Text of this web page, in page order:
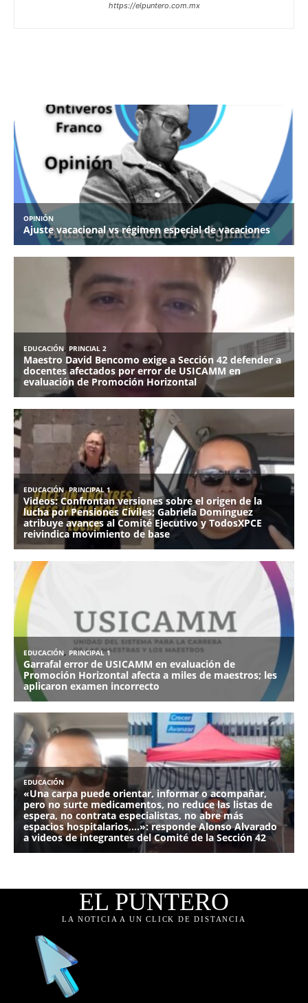
https://elpuntero.com.mx
EL PUNTERO
LA NOTICIA A UN CLICK DE DISTANCIA